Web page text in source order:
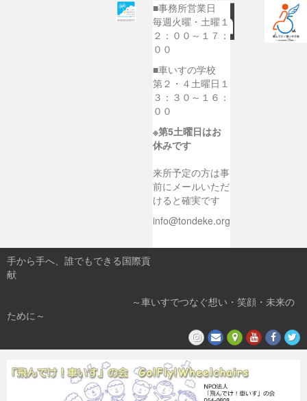
■事務所営業日
毎週火曜・土曜１
２：００～１７：
００
■車いすの学校
第２・４土曜日１
３：３０～１６：
００
※第5土曜日はお
休みです
来所予定の方は事
前にメールいただ
けると確実です
info@tondeke.org
手から手へ、誰でもできる国際貢
献
～車いすでつなぐ想い・笑顔・未来の
ために～